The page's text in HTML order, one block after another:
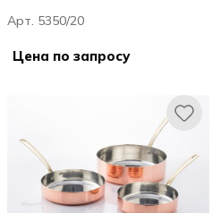
Арт. 5350/20
Цена по запросу